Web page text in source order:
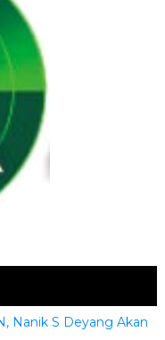
Nanik S Deyang Akan